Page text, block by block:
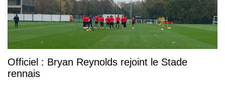
Officiel : Bryan Reynolds rejoint le Stade
rennais